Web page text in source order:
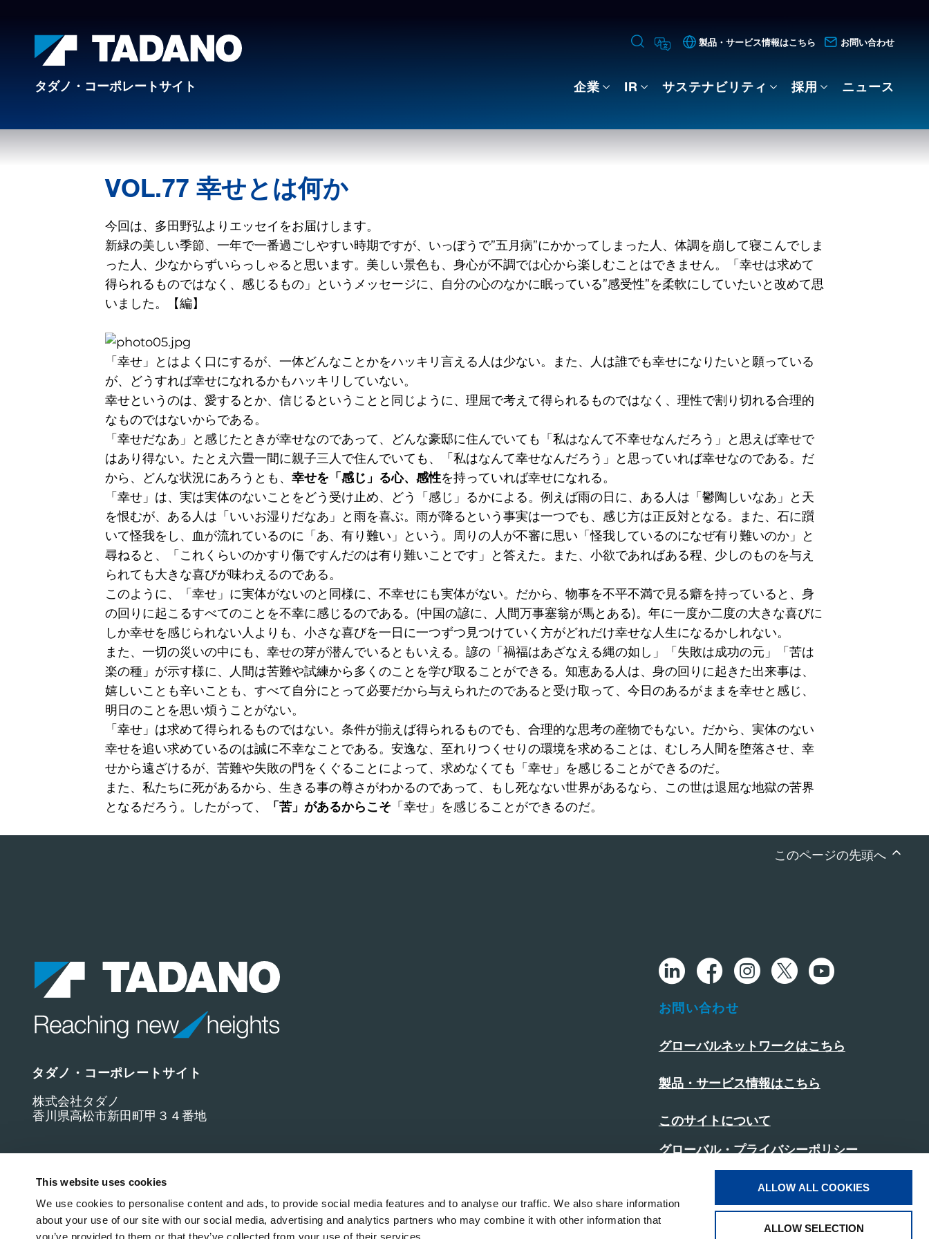
This website uses cookies
We use cookies to personalise content and ads, to provide social media features and to analyse our traffic. We also share information
about your use of our site with our social media, advertising and analytics partners who may combine it with other information that
ALLOW ALL COOKIES
ALLOW SELECTION
製品・サービス情報はこちら お問い合わせ
タダノ・コーポレートサイト 企業 IR サステナビリティ 採用 ニュース
VOL.77 幸せとは何か
今回は、多田野弘よりエッセイをお届けします。
新緑の美しい季節、一年で一番過ごしやすい時期ですが、いっぽうで”五月病”にかかってしまった人、体調を崩して寝こんでしま
った人、少なからずいらっしゃると思います。美しい景色も、身心が不調では心から楽しむことはできません。「幸せは求めて
得られるものではなく、感じるもの」というメッセージに、自分の心のなかに眠っている”感受性”を柔軟にしていたいと改めて思
いました。【編】
「幸せ」とはよく口にするが、一体どんなことかをハッキリ言える人は少ない。また、人は誰でも幸せになりたいと願っている
が、どうすれば幸せになれるかもハッキリしていない。
幸せというのは、愛するとか、信じるということと同じように、理屈で考えて得られるものではなく、理性で割り切れる合理的
なものではないからである。
「幸せだなあ」と感じたときが幸せなのであって、どんな豪邸に住んでいても「私はなんて不幸せなんだろう」と思えば幸せで
はあり得ない。たとえ六畳一間に親子三人で住んでいても、「私はなんて幸せなんだろう」と思っていれば幸せなのである。だ
から、どんな状況にあろうとも、 幸せを「感じ」る心、感性を持っていれば幸せになれる。
「幸せ」は、実は実体のないことをどう受け止め、どう「感じ」るかによる。例えば雨の日に、ある人は「鬱陶しいなあ」と天
を恨むが、ある人は「いいお湿りだなあ」と雨を喜ぶ。雨が降るという事実は一つでも、感じ方は正反対となる。また、石に躓
いて怪我をし、血が流れているのに「あ、有り難い」という。周りの人が不審に思い「怪我しているのになぜ有り難いのか」と
尋ねると、「これくらいのかすり傷ですんだのは有り難いことです」と答えた。また、小欲であればある程、少しのものを与え
られても大きな喜びが味わえるのである。
このように、「幸せ」に実体がないのと同様に、不幸せにも実体がない。だから、物事を不平不満で見る癖を持っていると、身
の回りに起こるすべてのことを不幸に感じるのである。(中国の諺に、人間万事塞翁が馬とある)。年に一度か二度の大きな喜びに
しか幸せを感じられない人よりも、小さな喜びを一日に一つずつ見つけていく方がどれだけ幸せな人生になるかしれない。
また、一切の災いの中にも、幸せの芽が潜んでいるともいえる。諺の「禍福はあざなえる縄の如し」「失敗は成功の元」「苦は
楽の種」が示す様に、人間は苦難や試練から多くのことを学び取ることができる。知恵ある人は、身の回りに起きた出来事は、
嬉しいことも辛いことも、すべて自分にとって必要だから与えられたのであると受け取って、今日のあるがままを幸せと感じ、
明日のことを思い煩うことがない。
「幸せ」は求めて得られるものではない。条件が揃えば得られるものでも、合理的な思考の産物でもない。だから、実体のない
幸せを追い求めているのは誠に不幸なことである。安逸な、至れりつくせりの環境を求めることは、むしろ人間を堕落させ、幸
せから遠ざけるが、苦難や失敗の門をくぐることによって、求めなくても「幸せ」を感じることができるのだ。
また、私たちに死があるから、生きる事の尊さがわかるのであって、もし死なない世界があるなら、この世は退屈な地獄の苦界
となるだろう。したがって、
「苦」があるからこそ 「幸せ」を感じることができるのだ。
このページの先頭へ
タダノ・コーポレートサイト
株式会社タダノ
香川県高松市新田町甲３４番地
お問い合わせ
グローバルネットワークはこちら
製品・サービス情報はこちら
このサイトについて
グローバル・プライバシーポリシー
クッキーポリシー